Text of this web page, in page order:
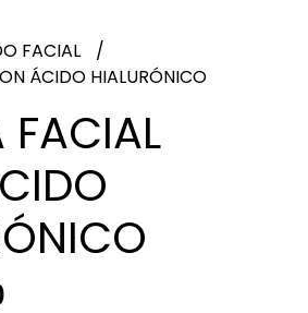
FACIAL
ÁCIDO HIALURÓNICO
FACIAL